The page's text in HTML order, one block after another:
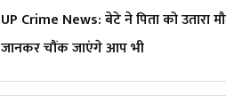
UP Crime News: बेटे ने पिता को उतारा
जानकर चौंक जाएंगे आप भी